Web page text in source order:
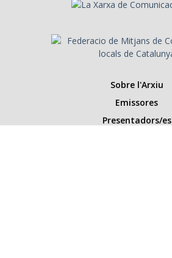
Sobre l'Arxiu
Emissores
Presentadors/es